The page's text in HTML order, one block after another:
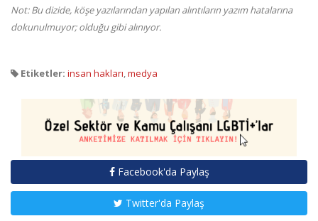
Not: Bu dizide, köşe yazılarından yapılan alıntıların yazım hatalarına
dokunulmuyor; olduğu gibi alınıyor.
Etiketler: insan hakları,medya
Facebook'da Paylaş
Twitter'da Paylaş